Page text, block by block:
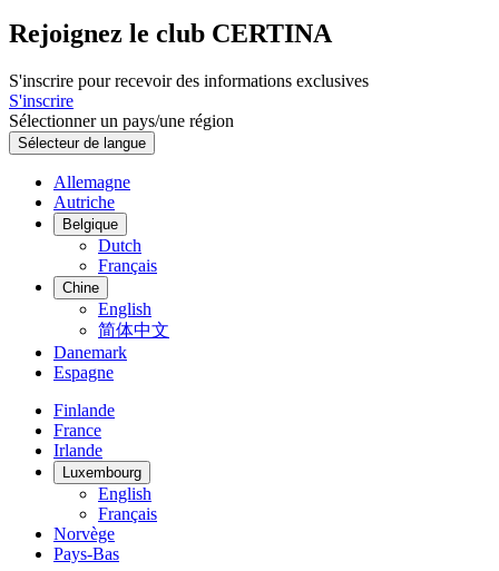
Rejoignez le club CERTINA
S'inscrire pour recevoir des informations exclusives
S'inscrire
Sélectionner un pays/une région
Sélecteur de langue
Allemagne
Autriche
Belgique
Dutch
Français
Chine
English
简体中文
Danemark
Espagne
Finlande
France
Irlande
Luxembourg
English
Français
Norvège
Pays-Bas